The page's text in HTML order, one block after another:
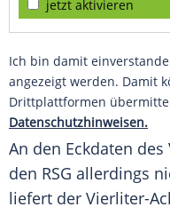
jetzt aktivieren
Ich bin damit
angezeigt werden. Damit
Drittplattformen
Datenschutzhinweisen.
An den Eckdaten
den RSG allerdings
liefert der Vierliter-